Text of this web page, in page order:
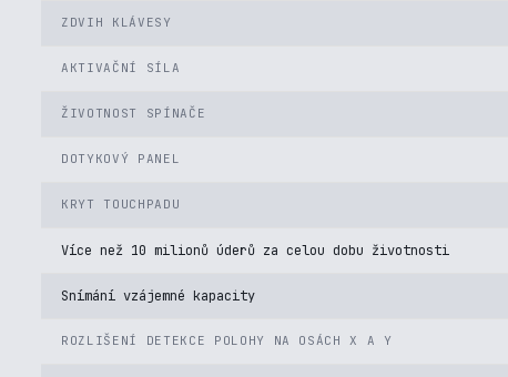
ZDVIH KLÁVESY
AKTIVAČNÍ SÍLA
ŽIVOTNOST SPÍNAČE
DOTYKOVÝ PANEL
KRYT TOUCHPADU
Více než 10 milionů úderů za celou dobu životnosti
Snímání vzájemné kapacity
ROZLIŠENÍ DETEKCE POLOHY NA OSÁCH X A Y